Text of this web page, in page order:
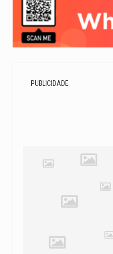
PUBLICIDADE